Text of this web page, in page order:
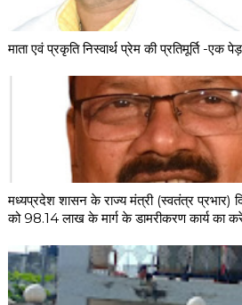
माता एवं प्रकृति निस्वार्थ प्रेम की प्रतिमूर्ति -एक
मध्यप्रदेश शासन के राज्य मंत्री (स्वतंत्र प्रभार)
को 98.14 लाख के मार्ग के डामरीकरण कार्य का